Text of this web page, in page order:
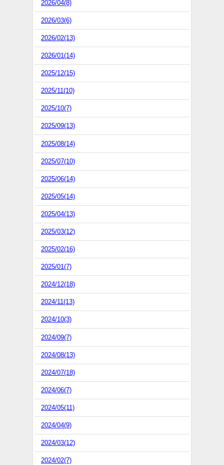
2026/04(8)
2026/03(6)
2026/02(13)
2026/01(14)
2025/12(15)
2025/11(10)
2025/10(7)
2025/09(13)
2025/08(14)
2025/07(10)
2025/06(14)
2025/05(14)
2025/04(13)
2025/03(12)
2025/02(16)
2025/01(7)
2024/12(18)
2024/11(13)
2024/10(3)
2024/09(7)
2024/08(13)
2024/07(18)
2024/06(7)
2024/05(11)
2024/04(9)
2024/03(12)
2024/02(7)